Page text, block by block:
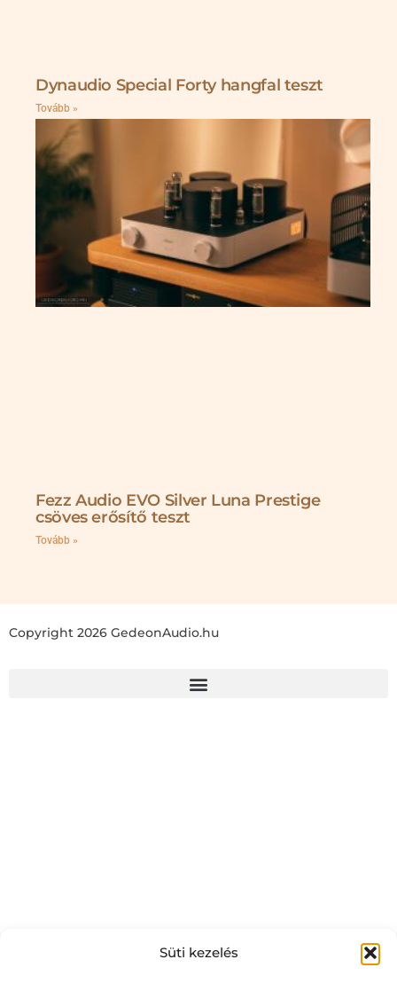
Süti kezelés
Dynaudio Special Forty hangfal teszt
Tovább »
Fezz Audio EVO Silver Luna Prestige
csöves erősítő teszt
Tovább »
Copyright 2026 GedeonAudio.hu